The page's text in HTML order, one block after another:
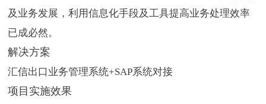
及业务发展，利用信息化手段及工具提高业务处理效率
已成必然。
解决方案
汇信出口业务管理系统+SAP系统对接
项目实施效果